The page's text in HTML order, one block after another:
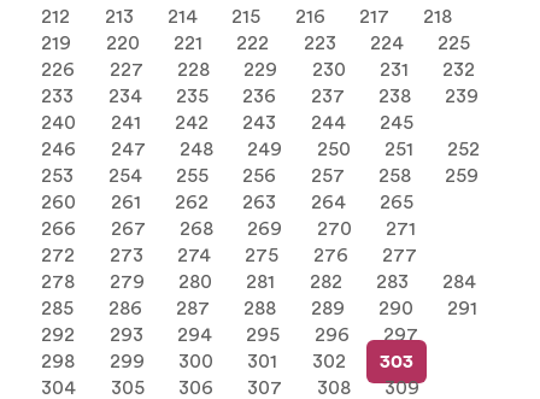
212 213 214 215 216 217
218
219
220 221 222 223 224
225
226
227 228 229 230 231
232
233
234 235 236 237 238
239
240
241 242 243 244
245
246
247 248 249 250 251
252
253
254 255 256 257 258
259
260
261 262 263 264
265
266
267 268 269 270
271
272
273 274 275 276
277
278
279 280 281 282 283
284
285
286 287 288 289 290
291
292
293 294 295 296
297
298
299 300 301 302
303
304
305 306 307 308
309